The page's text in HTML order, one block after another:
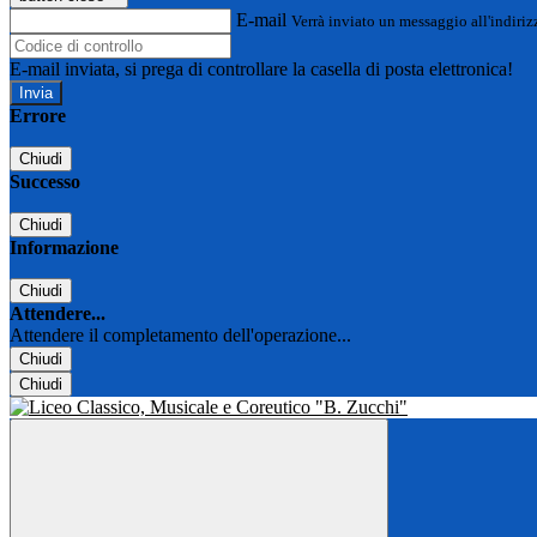
E-mail Verrà inviato un messaggio
E-mail inviata, si prega di controllare la casella di posta elettronica!
Errore
Chiudi
Successo
Chiudi
Informazione
Chiudi
Attendere...
Attendere il completamento dell'operazione...
Chiudi
Chiudi